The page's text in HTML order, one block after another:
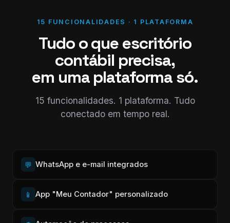
15 FUNCIONALIDADES · 1 PLATAFORMA
Tudo o que escritório
contábil precisa,
em uma plataforma só.
15 funcionalidades. 1 plataforma. Tudo
conectado em tempo real.
💬 WhatsApp e e-mail integrados
📱 App "Meu Contador" personalizado